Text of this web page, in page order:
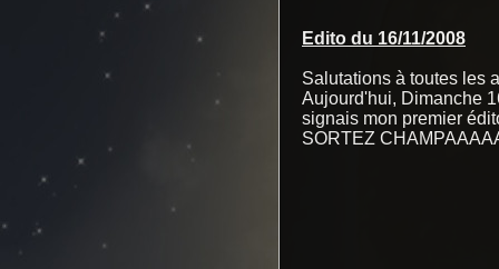
Edito du 16/11/2008
Salutations à toutes les
Aujourd'hui, Dimanche
signais mon premier
SORTEZ